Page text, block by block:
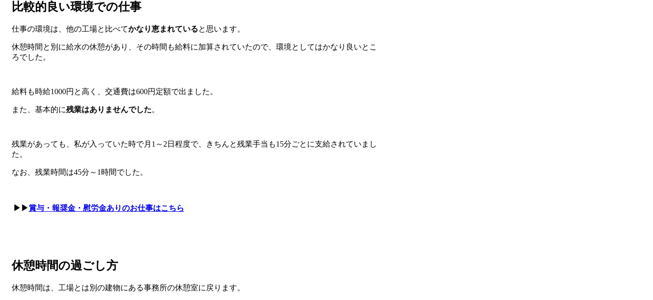
比較的良い環境での仕事
仕事の環境は、他の工場と比べてかなり恵まれていると思います。
休憩時間と別に給水の休憩があり、その時間も給料に加算されていたので、環境としてはかなり良いとこ
ろでした。
給料も時給1000円と高く、交通費は600円定額で出ました。
また、基本的に残業はありませんでした。
残業があっても、私が入っていた時で月1～2日程度で、きちんと残業手当も15分ごとに支給されていまし
た。
なお、残業時間は45分～1時間でした。
▶▶賞与・報奨金・慰労金ありのお仕事はこちら
休憩時間の過ごし方
休憩時間は、工場とは別の建物にある事務所の休憩室に戻ります。